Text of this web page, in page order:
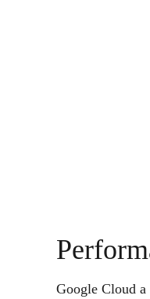
Google Cloud